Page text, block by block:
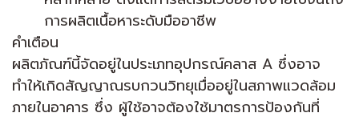
การผลิตเนื้อหาระดับมืออาชีพ
คำเตือน
ผลิตภัณฑ์นี้จัดอยู่ในประเภทอุปกรณ์คลาส A ซึ่งอาจ
ทำให้เกิดสัญญาณรบกวนวิทยุเมื่ออยู่ในสภาพแวดล้อม
ภายในอาคาร ซึ่ง ผู้ใช้อาจต้องใช้มาตรการป้องกันที่